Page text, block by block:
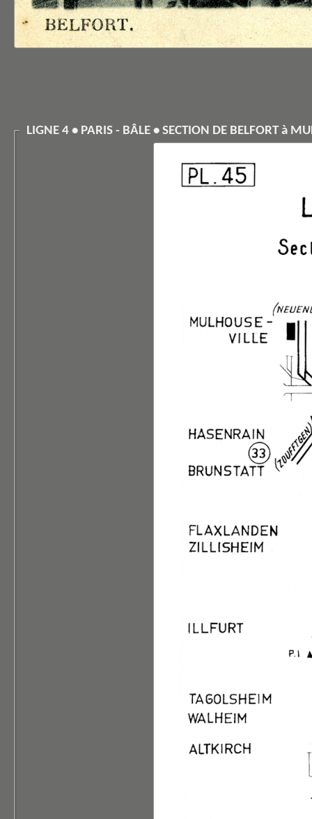
LIGNE 4 • PARIS - BÂLE • SECTION DE BELFORT à